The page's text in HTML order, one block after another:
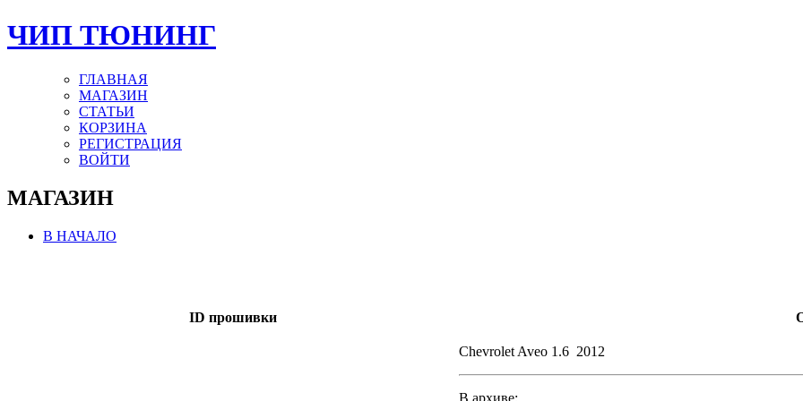
ЧИП ТЮНИНГ
ГЛАВНАЯ
МАГАЗИН
СТАТЬИ
КОРЗИНА
РЕГИСТРАЦИЯ
ВОЙТИ
МАГАЗИН
В НАЧАЛО
ID прошивки
Chevrolet Aveo 1.6 2012
В архиве: